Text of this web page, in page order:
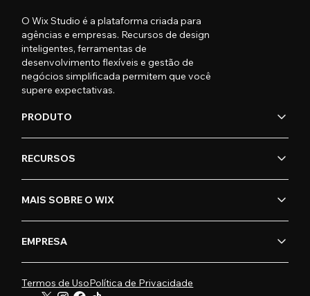
O Wix Studio é a plataforma criada para
agências e empresas. Recursos de design
inteligentes, ferramentas de
desenvolvimento flexíveis e gestão de
negócios simplificada permitem que você
supere expectativas.
PRODUTO
RECURSOS
MAIS SOBRE O WIX
EMPRESA
Termos de UsoPolítica de Privacidade